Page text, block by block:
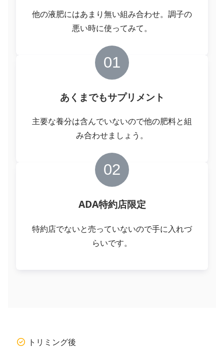
他の液肥にはあまり無い組み合わせ。調子の
悪い時に使ってみて。
01
あくまでもサプリメント
主要な養分は含んでいないので他の肥料と組
み合わせましょう。
02
ADA特約店限定
特約店でないと売っていないので手に入れづ
らいです。
トリミング後